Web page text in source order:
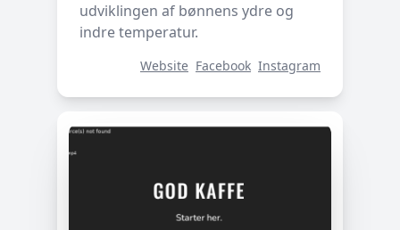
udviklingen af bønnens ydre og
indre temperatur.
Website Facebook Instagram